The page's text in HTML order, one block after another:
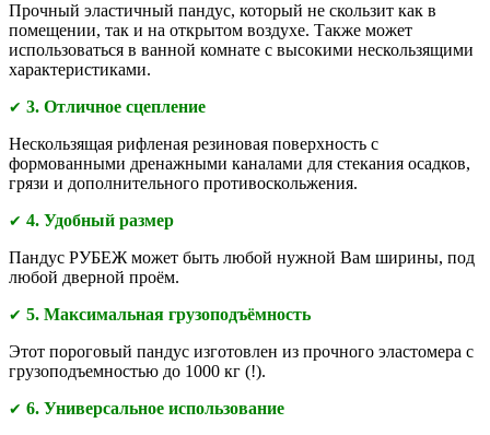
Прочный эластичный пандус, который не скользит как в
помещении, так и на открытом воздухе. Также может
использоваться в ванной комнате с высокими нескользящими
характеристиками.
✔ 3. Отличное сцепление
Нескользящая рифленая резиновая поверхность с
формованными дренажными каналами для стекания осадков,
грязи и дополнительного противоскольжения.
✔ 4. Удобный размер
Пандус РУБЕЖ может быть любой нужной Вам ширины, под
любой дверной проём.
✔ 5. Максимальная грузоподъёмность
Этот пороговый пандус изготовлен из прочного эластомера с
грузоподъемностью до 1000 кг (!).
✔ 6. Универсальное использование